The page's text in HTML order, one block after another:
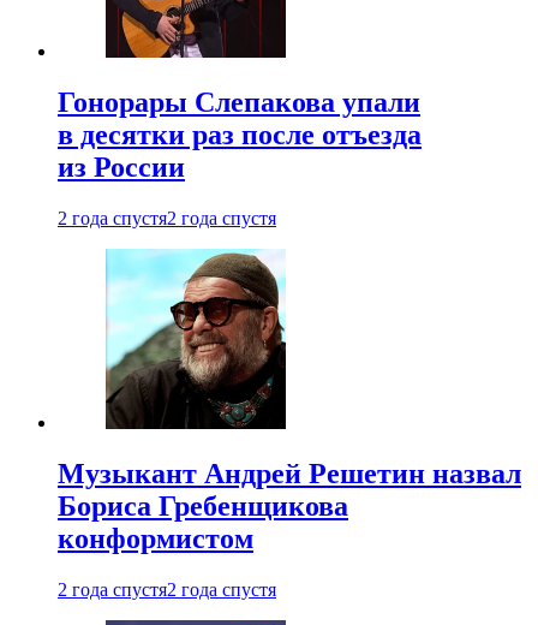
Гонорары Слепакова упали
в десятки раз после отъезда
из России
2 года спустя2 года спустя
Музыкант Андрей Решетин назвал
Бориса Гребенщикова
конформистом
2 года спустя2 года спустя